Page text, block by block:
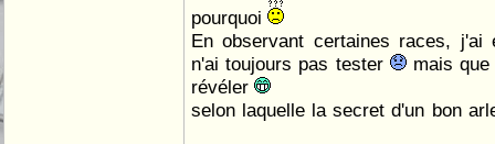
pourquoi
En observant certaines races, j'ai
n'ai toujours pas tester
mais que
révéler
selon laquelle la secret d'un bon